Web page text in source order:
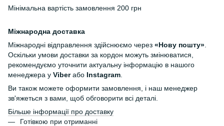
Мінімальна вартість замовлення 200 грн
Міжнародна доставка
Міжнародні відправлення здійснюємо через «Нову пошту»
Оскільки умови доставки за кордон можуть змінюватися,
рекомендуємо уточнити актуальну інформацію в нашого
менеджера у Viberабо Instagram
Ви також можете оформити замовлення, і наш менеджер
зв'яжеться з вами, щоб обговорити всі деталі.
Більше інформації про доставку
Готівкою при отриманні